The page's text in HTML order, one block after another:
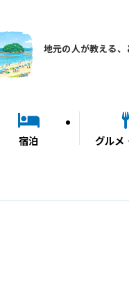
地元の人が教える、
宿泊 グルメ